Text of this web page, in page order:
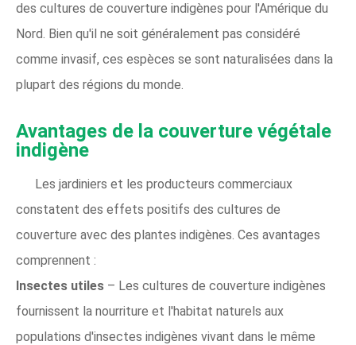
des cultures de couverture indigènes pour l'Amérique du
Nord. Bien qu'il ne soit généralement pas considéré
comme invasif, ces espèces se sont naturalisées dans la
plupart des régions du monde.
Avantages de la couverture végétale
indigène
Les jardiniers et les producteurs commerciaux
constatent des effets positifs des cultures de
couverture avec des plantes indigènes. Ces avantages
comprennent :
Insectes utiles – Les cultures de couverture indigènes
fournissent la nourriture et l'habitat naturels aux
populations d'insectes indigènes vivant dans le même